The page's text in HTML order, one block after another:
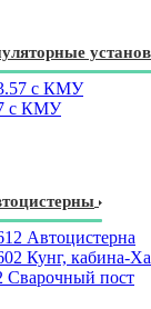
с КМУ
с КМУ
Автоцистерна
Кунг, кабина-
пост